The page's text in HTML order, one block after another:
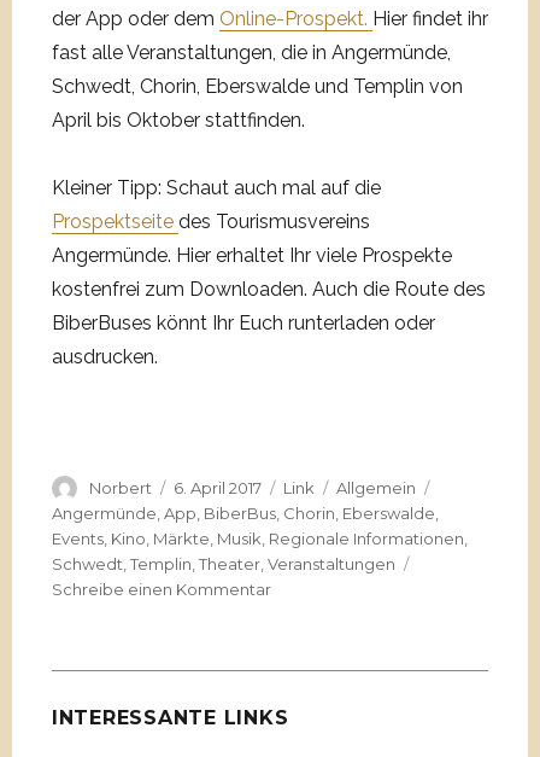
der App oder dem Online-Prospekt. Hier findet ihr
fast alle Veranstaltungen, die in Angermünde,
Schwedt, Chorin, Eberswalde und Templin von
April bis Oktober stattfinden.
Kleiner Tipp: Schaut auch mal auf die
Prospektseite des Tourismusvereins
Angermünde. Hier erhaltet Ihr viele Prospekte
kostenfrei zum Downloaden. Auch die Route des
BiberBuses könnt Ihr Euch runterladen oder
ausdrucken.
Autor
Norbert
Veröffentlicht
am
6. April 2017 Format
Link Kategorien
Allgemein
Angermünde App BiberBus, Chorin Eberswalde
Events, Kino Märkte Musik Regionale Informationen
Schwedt Templin Theater, Veranstaltungen
Schreibe einen Kommentarzu
INTERESSANTE LINKS